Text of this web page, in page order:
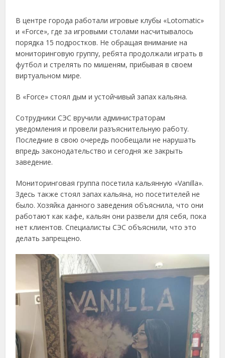
В центре города работали игровые клубы «Lotomatic»
и «Force», где за игровыми столами насчитывалось
порядка 15 подростков. Не обращая внимание на
мониторинговую группу, ребята продолжали играть в
футбол и стрелять по мишеням, прибывая в своем
виртуальном мире.
В «Force» стоял дым и устойчивый запах кальяна.
Сотрудники СЭС вручили администраторам
уведомления и провели разъяснительную работу.
Последние в свою очередь пообещали не нарушать
впредь законодательство и сегодня же закрыть
заведение.
Мониторинговая группа посетила кальянную «Vanilla».
Здесь также стоял запах кальяна, но посетителей не
было. Хозяйка данного заведения объяснила, что они
работают как кафе, кальян они развели для себя, пока
нет клиентов. Специалисты СЭС объяснили, что это
делать запрещено.